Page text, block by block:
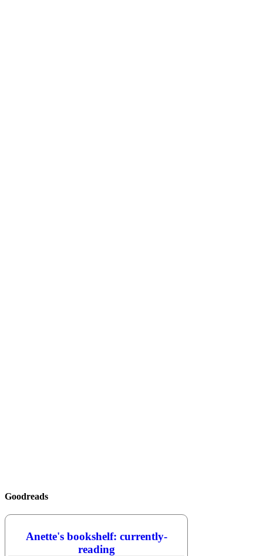
Goodreads
Anette's bookshelf: currently-
reading